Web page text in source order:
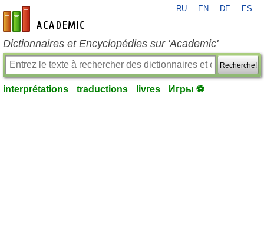
fr-academic.com
RU EN DE ES
Dictionnaires et Encyclopédies sur 'Academic'
Recherche!
interprétations traductions livres Игры ⚽